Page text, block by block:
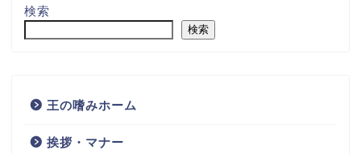
検索
検索
王の嗜みホーム
挨拶・マナー